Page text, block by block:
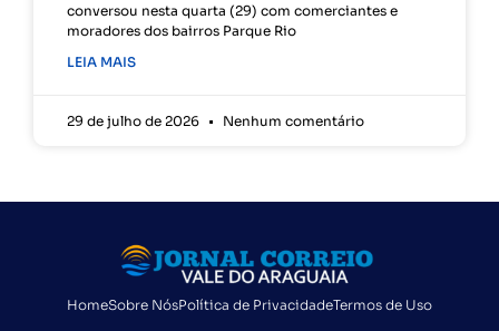
conversou nesta quarta (29) com comerciantes e
moradores dos bairros Parque Rio
LEIA MAIS
29 de julho de 2026 Nenhum comentário
HomeSobre NósPolítica de PrivacidadeTermos de Uso